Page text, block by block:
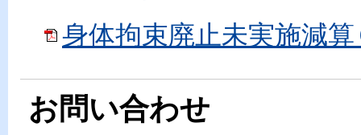
身体拘束廃止未実施減
お問い合わせ